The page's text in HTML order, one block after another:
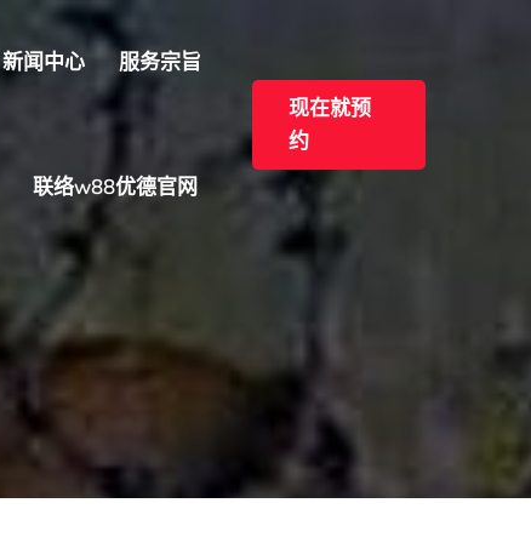
新闻中心 服务宗旨
联络w88优德官网
现在就预
约